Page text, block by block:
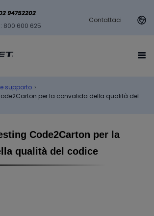
94752202
800 600 625
Contattaci
supporto ›
per la convalida della qualità del
Code2Carton per la
qualità del codice